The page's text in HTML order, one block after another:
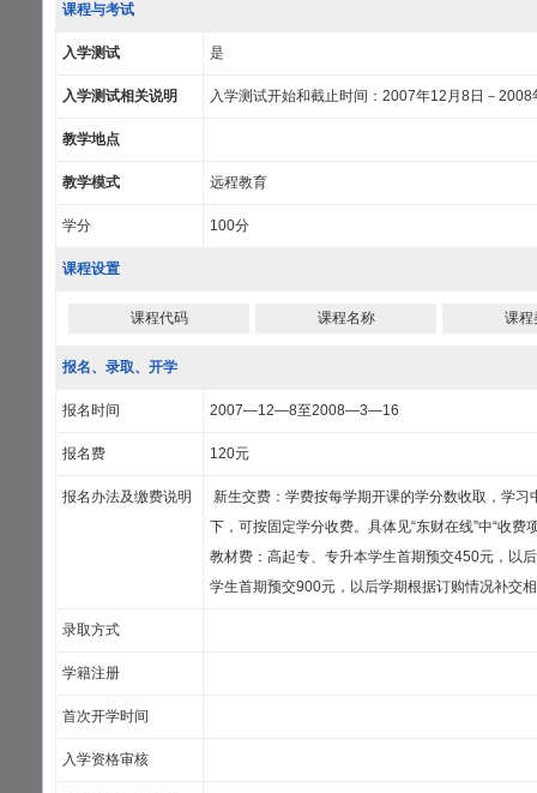
课程与考试
入学测试 是
入学测试相关说明 入学测试开始和截止时间：2007年12月8日－2008
教学地点
教学模式 远程教育
学分 100分
课程设置
课程代码 课程名称 课程
报名、录取、开学
报名时间 2007—12—8至2008—3—16
报名费 120元
报名办法及缴费说明
新生交费：学费按每学期开课的学分数收取，学
下，可按固定学分收费。具体见“东财在线”中“收费
教材费：高起专、专升本学生首期预交450元，以
学生首期预交900元，以后学期根据订购情况补交
录取方式
学籍注册
首次开学时间
入学资格审核